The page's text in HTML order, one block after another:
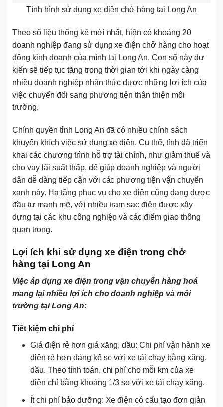
Tình hình sử dụng xe điện chở hàng tại Long An
Theo số liệu thống kê mới nhất, hiện có khoảng 20
doanh nghiệp đang sử dụng xe điện chở hàng cho hoạt
động kinh doanh của mình tại Long An. Con số này dự
kiến sẽ tiếp tục tăng trong thời gian tới khi ngày càng
nhiều doanh nghiệp nhận thức được những lợi ích của
việc chuyển đổi sang phương tiện thân thiện môi
trường.
Chính quyền tỉnh Long An đã có nhiều chính sách
khuyến khích việc sử dụng xe điện. Cụ thể, tỉnh đã triển
khai các chương trình hỗ trợ tài chính, như giảm thuế và
cho vay lãi suất thấp, để giúp doanh nghiệp và người
dân dễ dàng tiếp cận với các phương tiện vận chuyển
xanh này. Hạ tầng phục vụ cho xe điện cũng đang được
đầu tư mạnh mẽ, với nhiều trạm sạc điện được xây
dựng tại các khu công nghiệp và các điểm giao thông
quan trọng.
Lợi ích khi sử dụng xe điện trong chở
hàng tại Long An
Việc áp dụng xe điện trong vận chuyển hàng hoá
mang lại nhiều lợi ích cho doanh nghiệp và môi
trường tại Long An:
Tiết kiệm chi phí
Giá điện rẻ hơn giá xăng, dầu: Chi phí vận hành xe
điện rẻ hơn đáng kể so với xe tải chạy bằng xăng,
dầu. Theo tính toán, chi phí cho mỗi km của xe
điện chỉ bằng khoảng 1/3 so với xe tải chạy xăng.
Ít chi phí bảo dưỡng: Xe điện có cấu tạo đơn giản